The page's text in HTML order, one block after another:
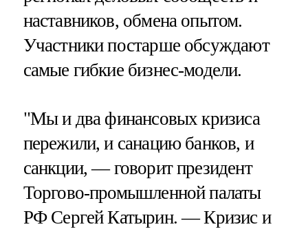
наставников, обмена опытом.
Участники постарше обсуждают
самые гибкие бизнес-модели.
"Мы и два финансовых кризиса
пережили, и санацию банков, и
санкции, — говорит президент
Торгово-промышленной палаты
РФ Сергей Катырин. — Кризис и